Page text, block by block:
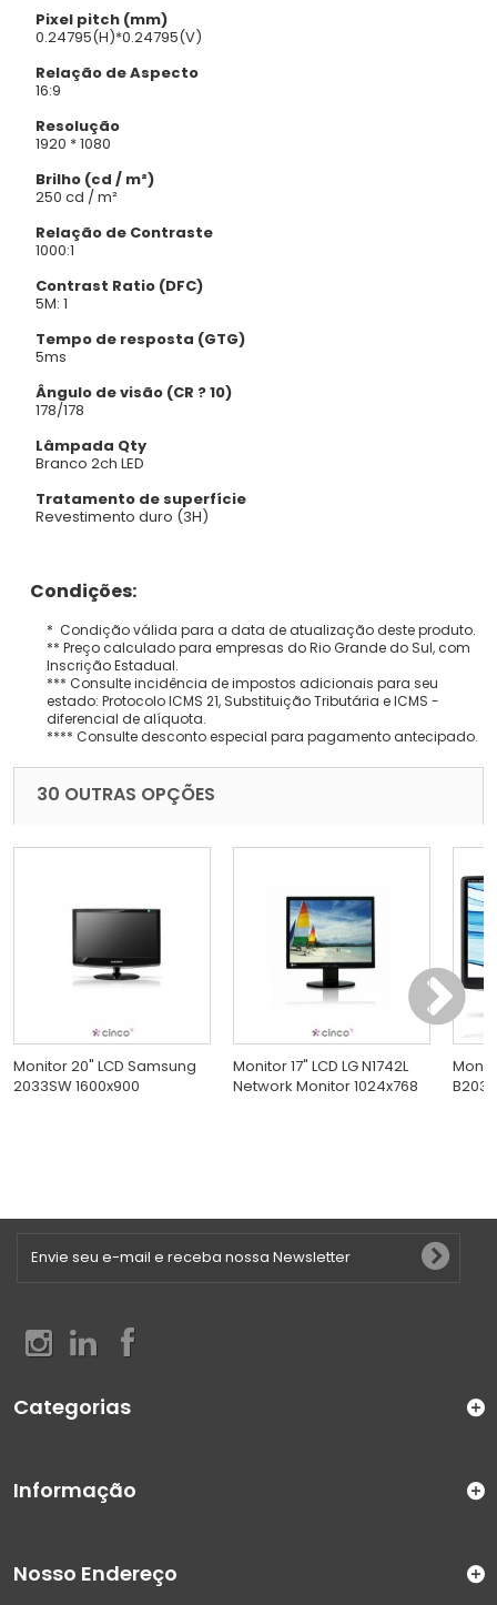
Pixel pitch (mm)
0.24795(H)*0.24795(V)
Relação de Aspecto
16:9
Resolução
1920 * 1080
Brilho (cd / m²)
250 cd / m²
Relação de Contraste
1000:1
Contrast Ratio (DFC)
5M: 1
Tempo de resposta (GTG)
5ms
Ângulo de visão (CR ? 10)
178/178
Lâmpada Qty
Branco 2ch LED
Tratamento de superfície
Revestimento duro (3H)
Condições:
* Condição válida para a data de atualização deste produto.
** Preço calculado para empresas do Rio Grande do Sul, com
Inscrição Estadual.
*** Consulte incidência de impostos adicionais para seu
estado: Protocolo ICMS 21, Substituição Tributária e ICMS -
diferencial de alíquota.
**** Consulte desconto especial para pagamento antecipado.
30 OUTRAS OPÇÕES
Monitor 20" LCD Samsung
2033SW 1600x900
Monitor 17" LCD LG N1742L
Network Monitor 1024x768
Categorias
Informação
Nosso Endereço